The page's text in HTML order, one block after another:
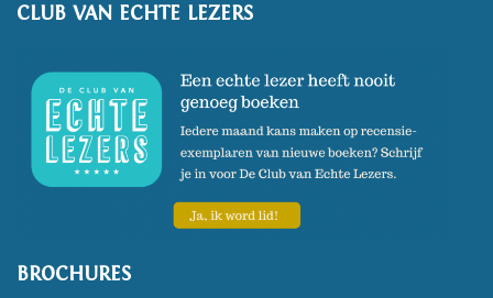
CLUB VAN ECHTE LEZERS
BROCHURES